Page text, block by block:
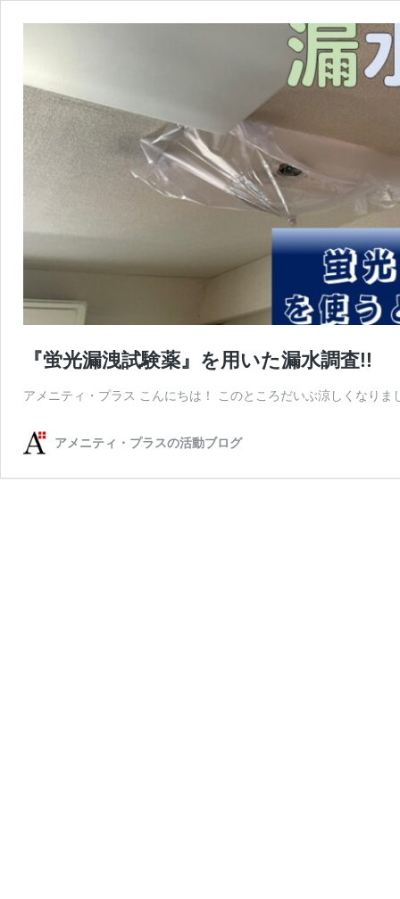
『蛍光漏洩試験薬』を用いた漏水調査!!
アメニティ・プラス こんにちは！ このところだいぶ涼しくなり
アメニティ・プラスの活動ブログ